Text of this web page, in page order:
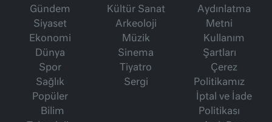
Gündem
Siyaset
Ekonomi
Dünya
Spor
Sağlık
Popüler
Bilim
Kültür Sanat
Arkeoloji
Müzik
Sinema
Tiyatro
Sergi
Aydınlatma
Metni
Kullanım
Şartları
Çerez
Politikamız
İptal ve İade
Politikası